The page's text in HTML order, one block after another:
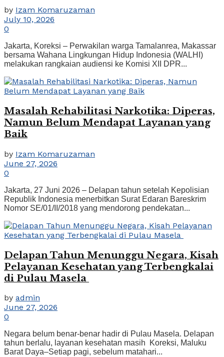
by Izam Komaruzaman
July 10, 2026
0
Jakarta, Koreksi – Perwakilan warga Tamalanrea, Makassar
bersama Wahana Lingkungan Hidup Indonesia (WALHI)
melakukan rangkaian audiensi ke Komisi XII DPR...
Masalah Rehabilitasi Narkotika: Diperas,
Namun Belum Mendapat Layanan yang
Baik
by Izam Komaruzaman
June 27, 2026
0
Jakarta, 27 Juni 2026 – Delapan tahun setelah Kepolisian
Republik Indonesia menerbitkan Surat Edaran Bareskrim
Nomor SE/01/II/2018 yang mendorong pendekatan...
Delapan Tahun Menunggu Negara, Kisah
Pelayanan Kesehatan yang Terbengkalai
di Pulau Masela
by admin
June 27, 2026
0
Negara belum benar-benar hadir di Pulau Masela. Delapan
tahun berlalu, layanan kesehatan masih Koreksi, Maluku
Barat Daya–Setiap pagi, sebelum matahari...